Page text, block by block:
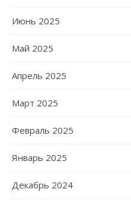
Июнь 2025
Май 2025
Апрель 2025
Март 2025
Февраль 2025
Январь 2025
Декабрь 2024